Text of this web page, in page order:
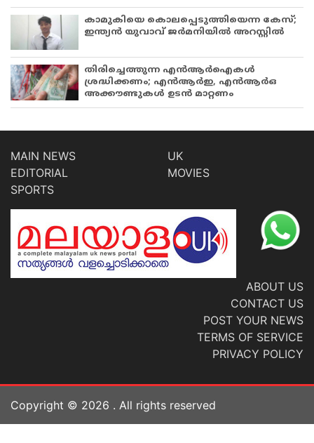
കാമുകിയെ കൊലപ്പെടുത്തിയെന്ന കേസ്;
ഇന്ത്യൻ യുവാവ് ജർമനിയിൽ അറസ്റ്റിൽ
തിരിച്ചെത്തുന്ന എൻആർഐകൾ
ശ്രദ്ധിക്കണം; എൻആർഇ, എൻആർഒ
അക്കൗണ്ടുകൾ ഉടൻ മാറ്റണം
MAIN NEWS
EDITORIAL
SPORTS
UK
MOVIES
ABOUT US
CONTACT US
POST YOUR NEWS
TERMS OF SERVICE
PRIVACY POLICY
Copyright © 2026 . All rights reserved